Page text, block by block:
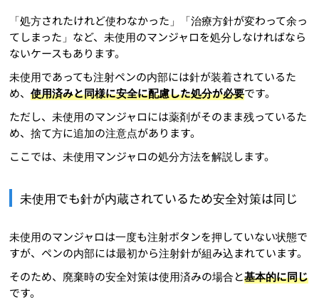
「処方されたけれど使わなかった」「治療方針が変わって余っ
てしまった」など、未使用のマンジャロを処分しなければなら
ないケースもあります。
未使用であっても注射ペンの内部には針が装着されているた
め、使用済みと同様に安全に配慮した処分が必要です。
ただし、未使用のマンジャロには薬剤がそのまま残っているた
め、捨て方に追加の注意点があります。
ここでは、未使用マンジャロの処分方法を解説します。
未使用でも針が内蔵されているため安全対策は同じ
未使用のマンジャロは一度も注射ボタンを押していない状態で
すが、ペンの内部には最初から注射針が組み込まれています。
そのため、廃棄時の安全対策は使用済みの場合と基本的に同じ
です。